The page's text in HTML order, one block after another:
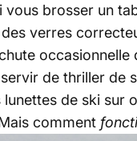
brosser un
verres
de thriller de
de ski sur
comment